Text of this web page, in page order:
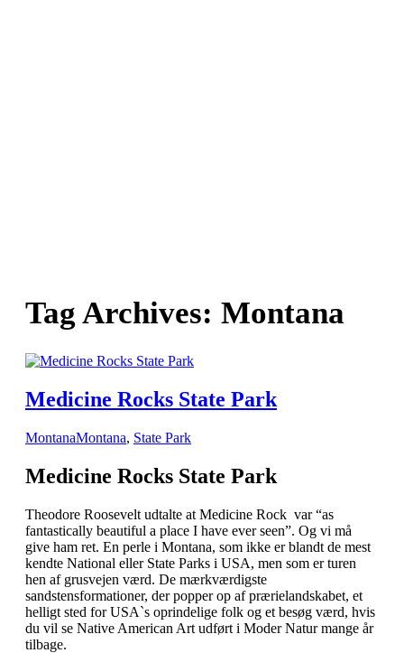
Tag Archives: Montana
Medicine Rocks State Park
MontanaMontana, State Park
Medicine Rocks State Park
Theodore Roosevelt udtalte at Medicine Rock var “as
fantastically beautiful a place I have ever seen”. Og vi må
give ham ret. En perle i Montana, som ikke er blandt de mest
kendte National eller State Parks i USA, men som er turen
hen af grusvejen værd. De mærkværdigste
sandstensformationer, der popper op af prærielandskabet, et
helligt sted for USA`s oprindelige folk og et besøg værd, hvis
du vil se Native American Art udført i Moder Natur mange år
tilbage.